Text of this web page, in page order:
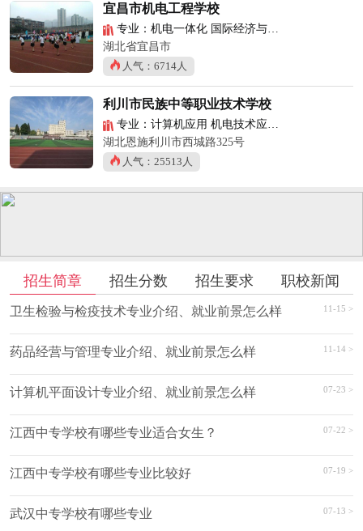
宜昌市机电工程学校
专业：机电一体化 国际经济与贸易 城市轨道交通供电
湖北省宜昌市
人气：6714人
利川市民族中等职业技术学校
专业：计算机应用 机电技术应用 旅游与酒店管理
湖北恩施利川市西城路325号
人气：25513人
招生简章 招生分数 招生要求 职校新闻
卫生检验与检疫技术专业介绍、就业前景怎么样 11-15 >
药品经营与管理专业介绍、就业前景怎么样 11-14 >
计算机平面设计专业介绍、就业前景怎么样 07-23 >
江西中专学校有哪些专业适合女生？ 07-22 >
江西中专学校有哪些专业比较好 07-19 >
武汉中专学校有哪些专业 07-13 >